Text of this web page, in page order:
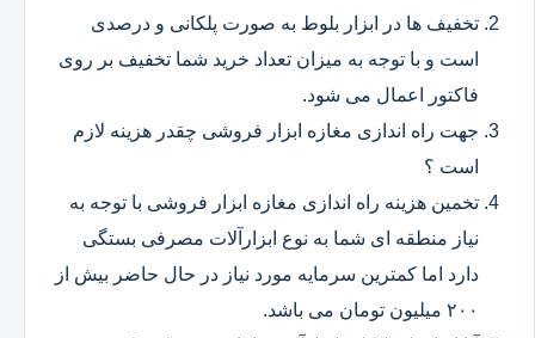
تخفیف ها در ابزار بلوط به صورت پلکانی و درصدی
است و با توجه به میزان تعداد خرید شما تخفیف بر روی
فاکتور اعمال می شود.
جهت راه اندازی مغازه ابزار فروشی چقدر هزینه لازم
است ؟
تخمین هزینه راه اندازی مغازه ابزار فروشی با توجه به
نیاز منطقه ای شما به نوع ابزارآلات مصرفی بستگی
دارد اما کمترین سرمایه مورد نیاز در حال حاضر بیش از
۲۰۰ میلیون تومان می باشد.